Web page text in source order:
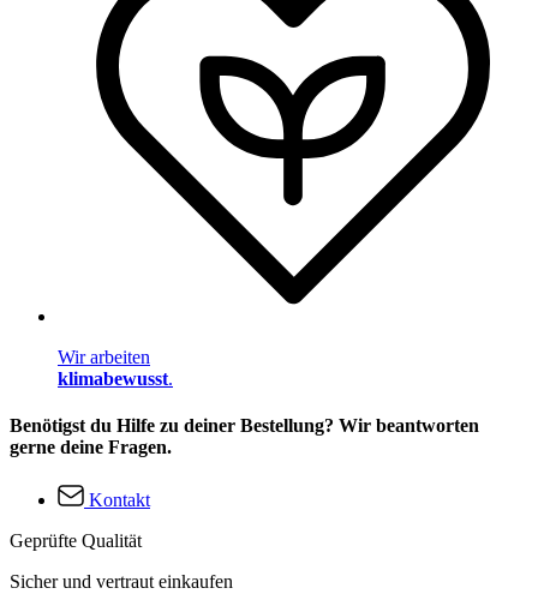
Wir arbeiten
klimabewusst.
Benötigst du Hilfe zu deiner Bestellung? Wir beantworten
gerne deine Fragen.
Kontakt
Geprüfte Qualität
Sicher und vertraut einkaufen